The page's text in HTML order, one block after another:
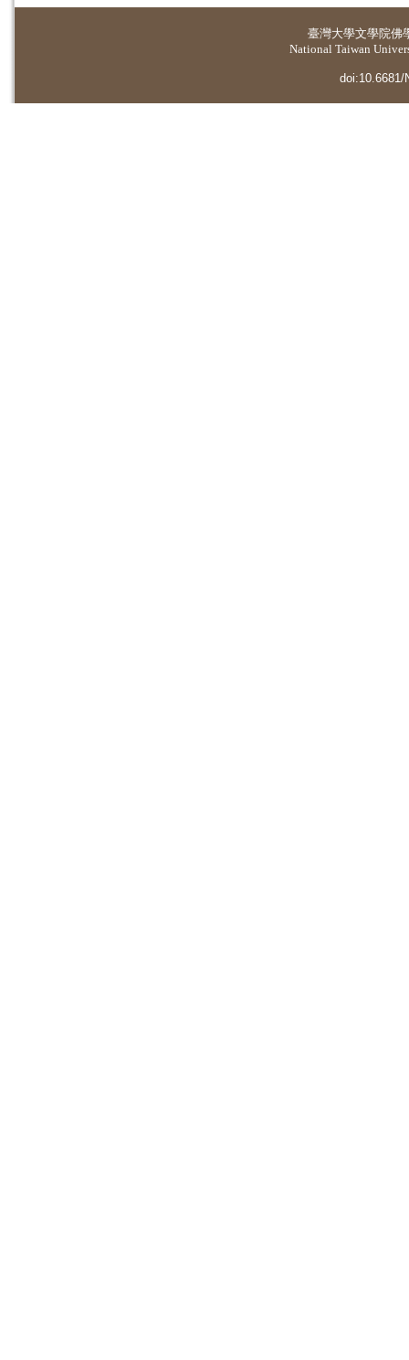
臺灣大學文學院佛
National Taiwan
doi:10.6681/